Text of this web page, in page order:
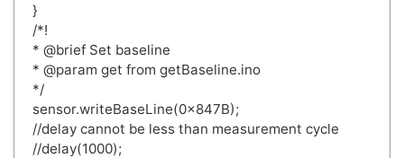
}
/*!
* @brief Set baseline
* @param get from getBaseline.ino
*/
sensor.writeBaseLine(0x847B);
//delay cannot be less than measurement cycle
//delay(1000);